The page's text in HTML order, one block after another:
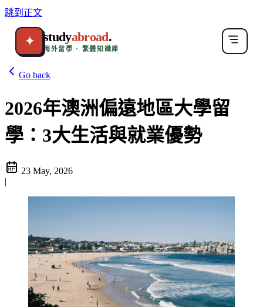
跳到正文
✦ studyabroad.
海外留學 · 繁體知識庫
Go back
2026年澳洲偏遠地區大學留
學：3大生活與就業優勢
23 May, 2026
|